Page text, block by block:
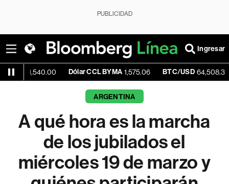
PUBLICIDAD
Ingresar
Dólar CCL BYMA 1,575.06 BTC/USD 64,508.30 -
ARGENTINA
A qué hora es la marcha
de los jubilados el
miércoles 19 de marzo y